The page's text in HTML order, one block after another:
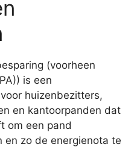
(voorheen
is een
huizenbezitters,
en kantoorpanden dat
om een pand
en zo de energienota te